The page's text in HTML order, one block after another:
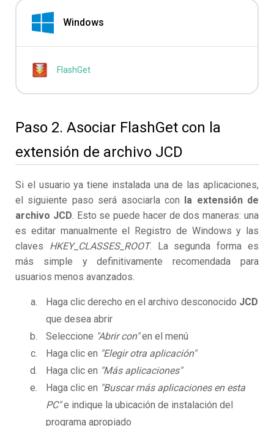
Windows
FlashGet
Paso 2. Asociar FlashGet con la
extensión de archivo JCD
Si el usuario ya tiene instalada una de las aplicaciones,
el siguiente paso será asociarla con la extensión de
archivo JCD. Esto se puede hacer de dos maneras: una
es editar manualmente el Registro de Windows y las
claves HKEY_CLASSES_ROOT. La segunda forma es
más simple y definitivamente recomendada para
usuarios menos avanzados.
Haga clic derecho en el archivo desconocido JCD
que desea abrir
Seleccione "Abrir con"en el menú
Haga clic en "Elegir otra aplicación"
Haga clic en "Más aplicaciones"
Haga clic en "Buscar más aplicaciones en esta
PC"e indique la ubicación de instalación del
programa apropiado